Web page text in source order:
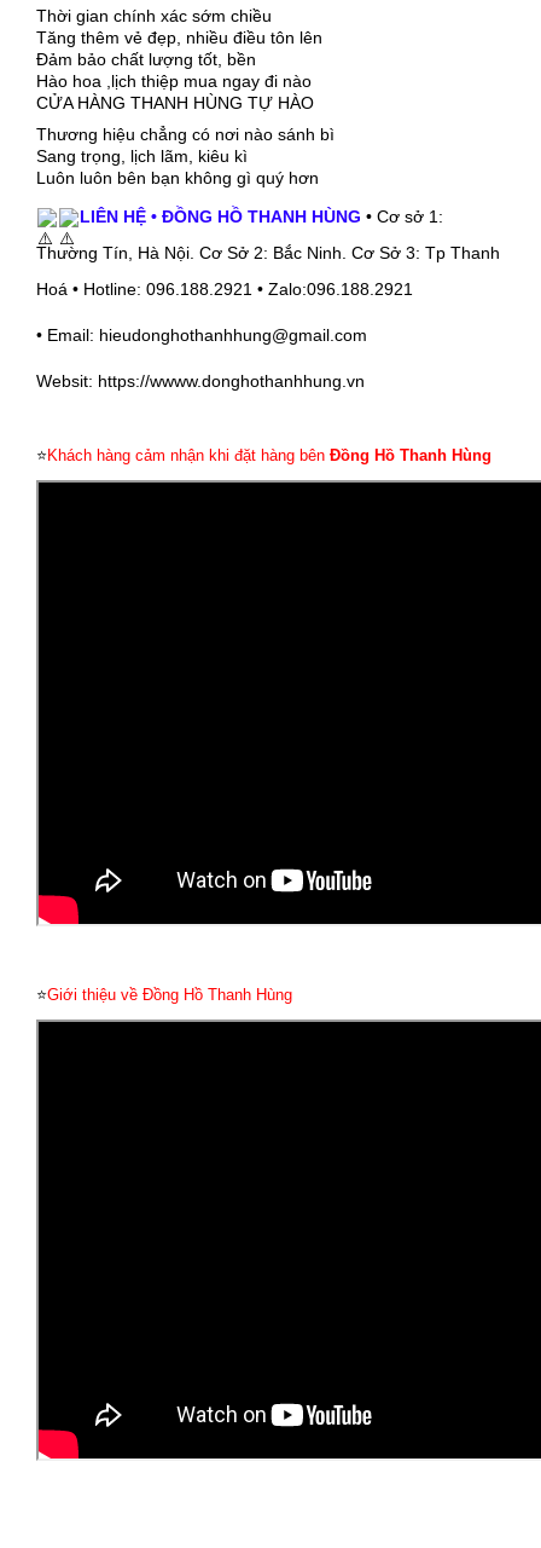
Thời gian chính xác sớm chiều
Tăng thêm vẻ đẹp, nhiều điều tôn lên
Đảm bảo chất lượng tốt, bền
Hào hoa ,lịch thiệp mua ngay đi nào
CỬA HÀNG THANH HÙNG TỰ HÀO
Thương hiệu chẳng có nơi nào sánh bì
Sang trọng, lịch lãm, kiêu kì
Luôn luôn bên bạn không gì quý hơn
LIÊN HỆ • ĐỒNG HỒ THANH HÙNG • Cơ sở 1:
Thường Tín, Hà Nội. Cơ Sở 2: Bắc Ninh. Cơ Sở 3: Tp Thanh
Hoá • Hotline: 096.188.2921 • Zalo:096.188.2921
• Email: hieudonghothanhhung@gmail.com
Websit: https://wwww.donghothanhhung.vn
⭐Khách hàng cảm nhận khi đặt hàng bên Đồng Hồ Thanh Hùng
⭐Giới thiệu về Đồng Hồ Thanh Hùng